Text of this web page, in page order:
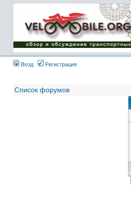
Имя пользователя:
Пароль:
{ LOG_ME_IN_SHORT
}
Вход
Регистрация
Список форумов